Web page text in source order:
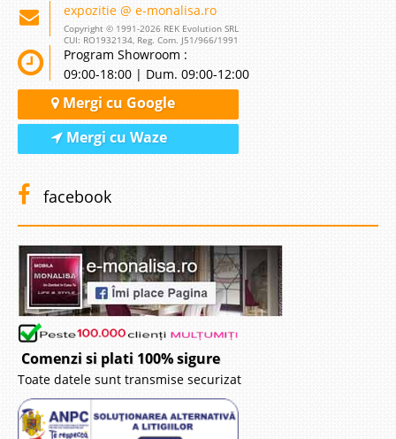
expozitie @ e-monalisa.ro
Copyright © 1991-2026 REK Evolution SRL
CUI: RO1932134, Reg. Com. J51/966/1991
Program Showroom :
09:00-18:00 | Dum. 09:00-12:00
Mergi cu Google
Mergi cu Waze
facebook
Comenzi si plati 100% sigure
Toate datele sunt transmise securizat